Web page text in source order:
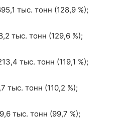
тыс. тонн (128,9 %);
тыс. тонн (129,6 %);
тыс. тонн (119,1 %);
тыс. тонн (110,2 %);
тыс. тонн (99,7 %);